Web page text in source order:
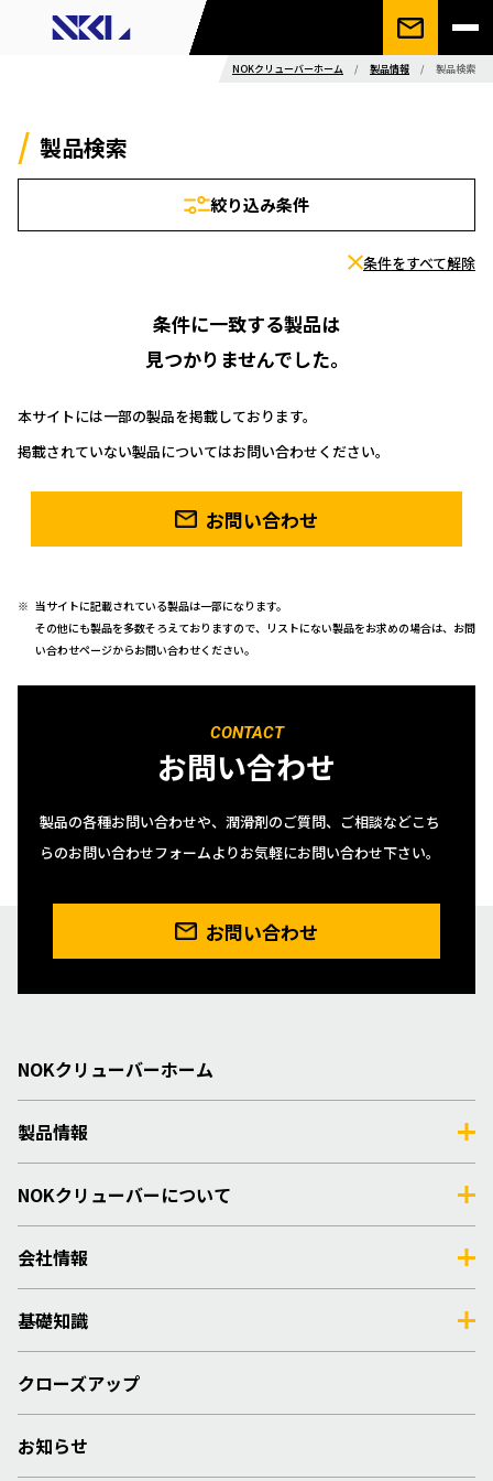
NOKクリューバーホーム / 製品情報 / 製品検索
製品検索
絞り込み条件
条件をすべて解除
条件に一致する製品は
見つかりませんでした。
本サイトには一部の製品を掲載しております。
掲載されていない製品についてはお問い合わせください。
お問い合わせ
当サイトに記載されている製品は一部になります。
その他にも製品を多数そろえておりますので、リストにない製品をお求めの場合は、お問
い合わせページからお問い合わせください。
CONTACT
お問い合わせ
製品の各種お問い合わせや、潤滑剤のご質問、ご相談などこち
らのお問い合わせフォームよりお気軽にお問い合わせ下さい。
お問い合わせ
NOKクリューバーホーム
製品情報
NOKクリューバーについて
会社情報
基礎知識
クローズアップ
お知らせ